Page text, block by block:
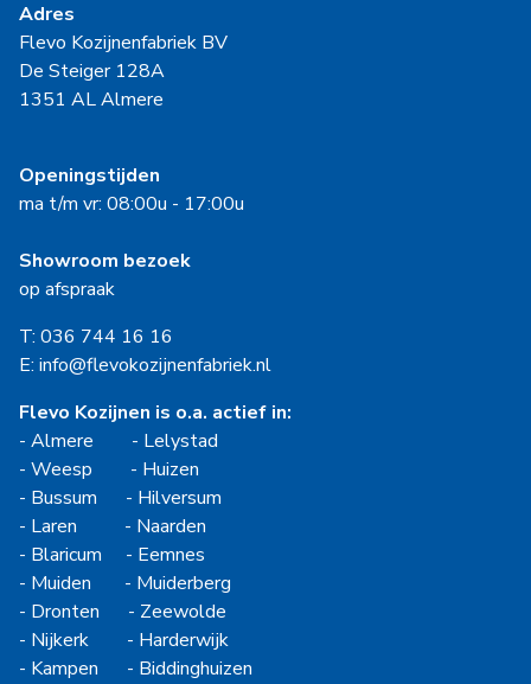
Adres
Flevo Kozijnenfabriek BV
De Steiger 128A
1351 AL Almere
Openingstijden
ma t/m vr: 08:00u - 17:00u
Showroom bezoek
op afspraak
T: 036 744 16 16
E: info@flevokozijnenfabriek.nl
Flevo Kozijnen is o.a. actief in:
- Almere - Lelystad
- Weesp - Huizen
- Bussum - Hilversum
- Laren - Naarden
- Blaricum - Eemnes
- Muiden - Muiderberg
- Dronten - Zeewolde
- Nijkerk - Harderwijk
- Kampen - Biddinghuizen